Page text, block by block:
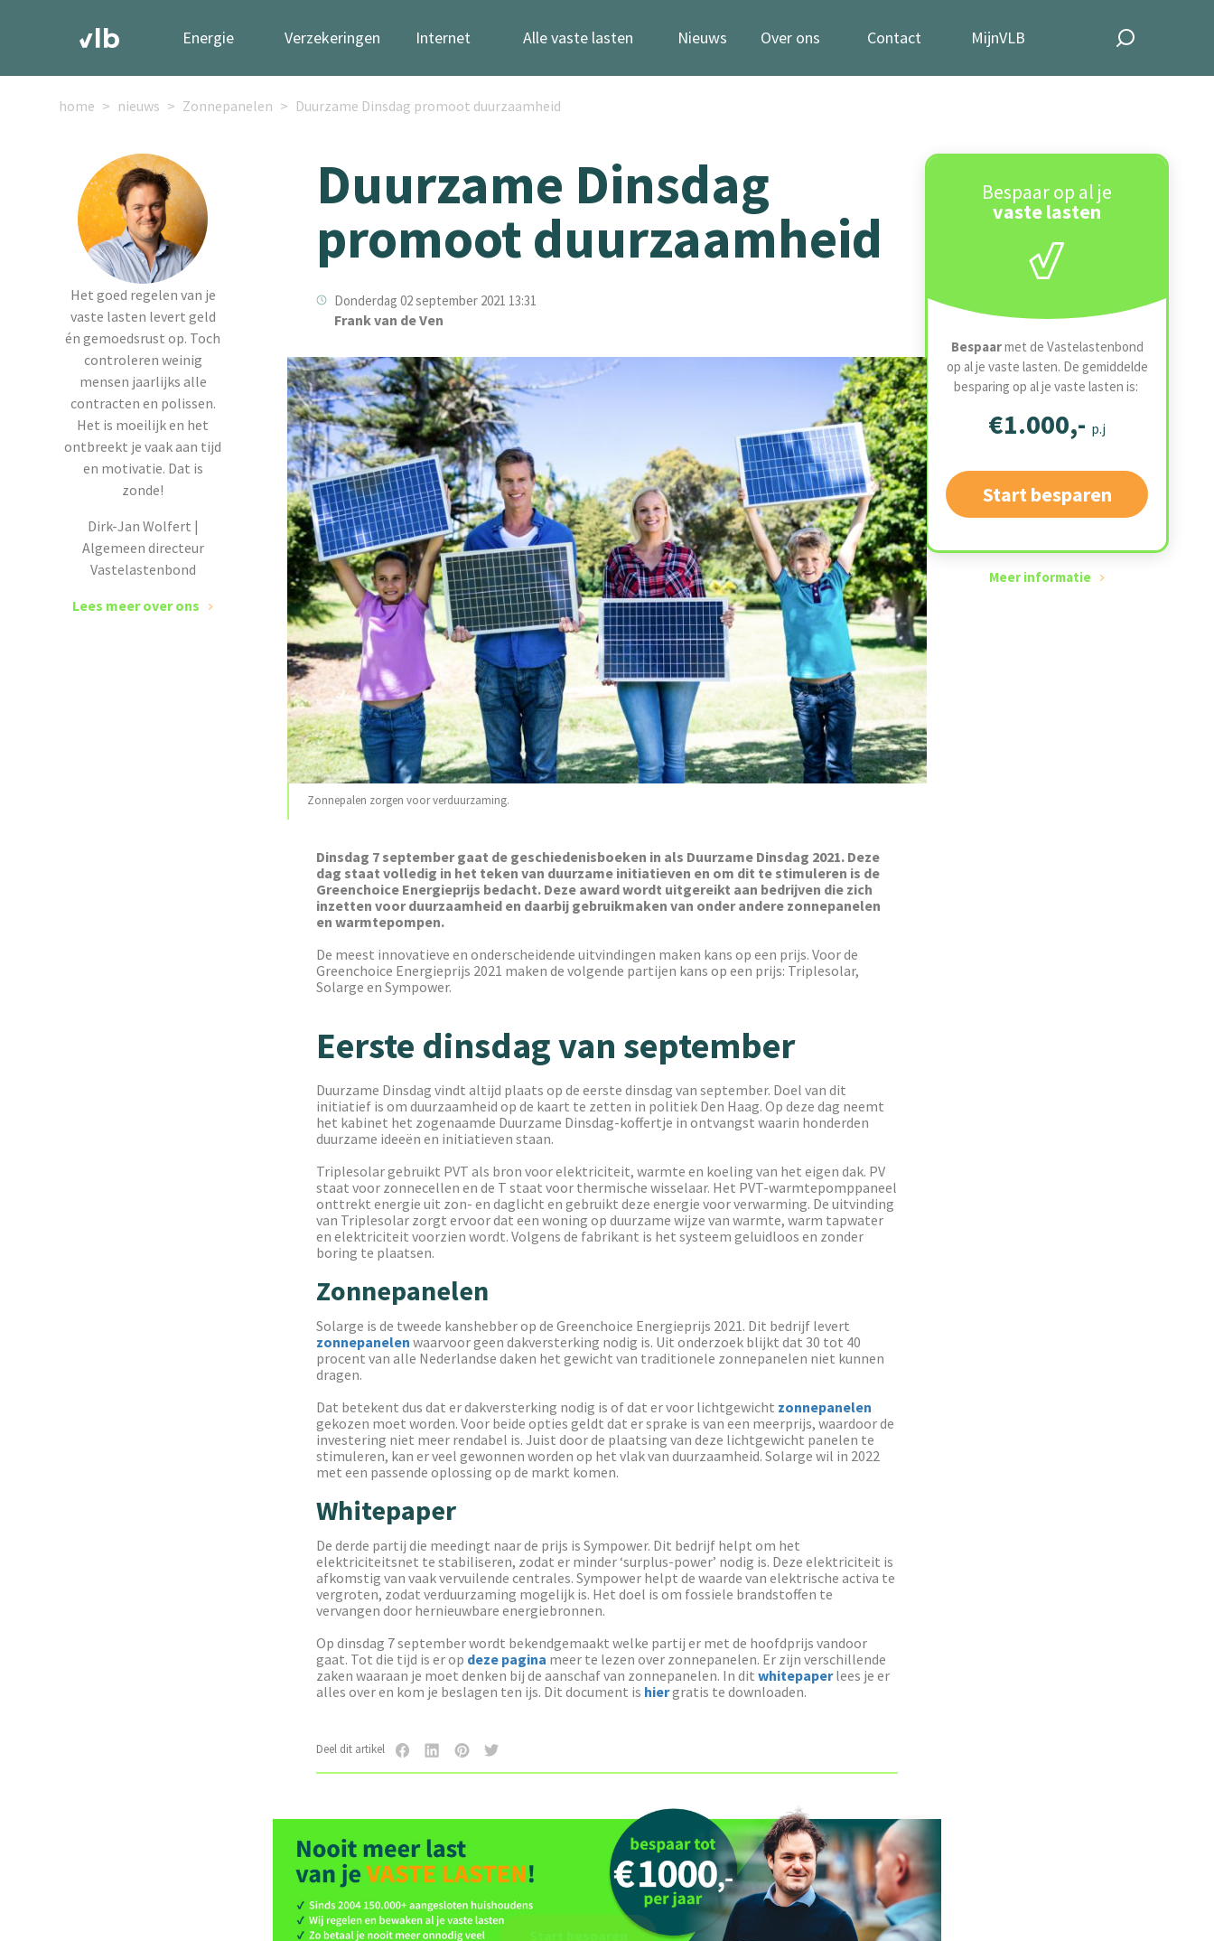
Energie Verzekeringen Internet Alle vaste lasten Nieuws Over ons Contact MijnVLB
home nieuws Zonnepanelen Duurzame Dinsdag promoot duurzaamheid
Het goed regelen van je
vaste lasten levert geld
én gemoedsrust op. Toch
controleren weinig
mensen jaarlijks alle
contracten en polissen.
Het is moeilijk en het
ontbreekt je vaak aan tijd
en motivatie. Dat is
zonde!
Dirk-Jan Wolfert |
Algemeen directeur
Vastelastenbond
Lees meer over ons
Bespaar op al je
vaste lasten
Bespaarmet de Vastelastenbond
op al je vaste lasten. De gemiddelde
besparing op al je vaste lasten is:
€1.000,- p.j
Start besparen
Meer informatie
Duurzame Dinsdag
promoot duurzaamheid
Donderdag 02 september 2021 13:31
Frank van de Ven
Zonnepalen zorgen voor verduurzaming.
Dinsdag 7 september gaat de geschiedenisboeken in als Duurzame Dinsdag 2021. Deze
dag staat volledig in het teken van duurzame initiatieven en om dit te stimuleren is de
Greenchoice Energieprijs bedacht. Deze award wordt uitgereikt aan bedrijven die zich
inzetten voor duurzaamheid en daarbij gebruikmaken van onder andere zonnepanelen
en warmtepompen.
De meest innovatieve en onderscheidende uitvindingen maken kans op een prijs. Voor de
Greenchoice Energieprijs 2021 maken de volgende partijen kans op een prijs: Triplesolar,
Solarge en Sympower.
Eerste dinsdag van september
Duurzame Dinsdag vindt altijd plaats op de eerste dinsdag van september. Doel van dit
initiatief is om duurzaamheid op de kaart te zetten in politiek Den Haag. Op deze dag neemt
het kabinet het zogenaamde Duurzame Dinsdag-koffertje in ontvangst waarin honderden
duurzame ideeën en initiatieven staan.
Triplesolar gebruikt PVT als bron voor elektriciteit, warmte en koeling van het eigen dak. PV
staat voor zonnecellen en de T staat voor thermische wisselaar. Het PVT-warmtepomppaneel
onttrekt energie uit zon- en daglicht en gebruikt deze energie voor verwarming. De uitvinding
van Triplesolar zorgt ervoor dat een woning op duurzame wijze van warmte, warm tapwater
en elektriciteit voorzien wordt. Volgens de fabrikant is het systeem geluidloos en zonder
boring te plaatsen.
Zonnepanelen
Solarge is de tweede kanshebber op de Greenchoice Energieprijs 2021. Dit bedrijf levert
zonnepanelen waarvoor geen dakversterking nodig is. Uit onderzoek blijkt dat 30 tot 40
procent van alle Nederlandse daken het gewicht van traditionele zonnepanelen niet kunnen
dragen.
Dat betekent dus dat er dakversterking nodig is of dat er voor lichtgewicht zonnepanelen
gekozen moet worden. Voor beide opties geldt dat er sprake is van een meerprijs, waardoor de
investering niet meer rendabel is. Juist door de plaatsing van deze lichtgewicht panelen te
stimuleren, kan er veel gewonnen worden op het vlak van duurzaamheid. Solarge wil in 2022
met een passende oplossing op de markt komen.
Whitepaper
De derde partij die meedingt naar de prijs is Sympower. Dit bedrijf helpt om het
elektriciteitsnet te stabiliseren, zodat er minder ‘surplus-power’ nodig is. Deze elektriciteit is
afkomstig van vaak vervuilende centrales. Sympower helpt de waarde van elektrische activa te
vergroten, zodat verduurzaming mogelijk is. Het doel is om fossiele brandstoffen te
vervangen door hernieuwbare energiebronnen.
Op dinsdag 7 september wordt bekendgemaakt welke partij er met de hoofdprijs vandoor
gaat. Tot die tijd is er op deze pagina meer te lezen over zonnepanelen. Er zijn verschillende
zaken waaraan je moet denken bij de aanschaf van zonnepanelen. In dit whitepaperlees je er
alles over en kom je beslagen ten ijs. Dit document is hiergratis te downloaden.
Deel dit artikel